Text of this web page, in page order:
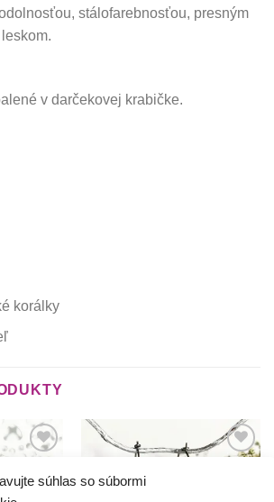
súhlas so súbormi
stálofarebnosťou, presným
v darčekovej krabičke.
korálky
krasotinku
si prosím